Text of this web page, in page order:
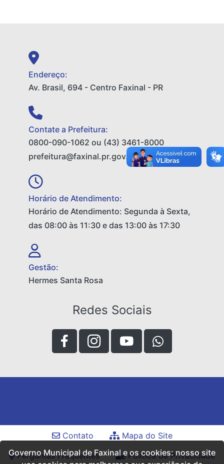
Endereço:
Av. Brasil, 694 - Centro Faxinal - PR
Contate a Prefeitura:
0800-090-1062 ou (43) 3461-8000
prefeitura@faxinal.pr.gov.br
Horário de Atendimento:
Horário de Atendimento: Segunda à Sexta,
das 08:00 às 11:30 e das 13:00 às 17:30
Gestão:
Hermes Santa Rosa
Redes Sociais
Contato
Mapa do Site
Perguntas Frequentes
Política de Privacidade
Governo Municipal de Faxinal e os cookies: nosso site